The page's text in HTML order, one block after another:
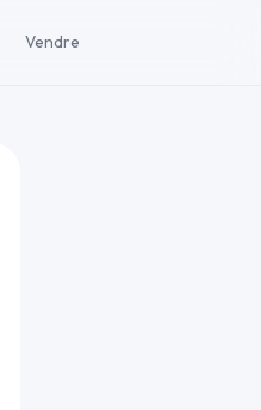
Vendre